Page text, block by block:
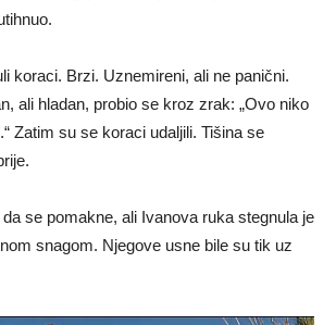
koraci. Brzi. Uznemireni, ali ne panični.
ali hladan, probio se kroz zrak: „Ovo niko
Zatim su se koraci udaljili. Tišina se
se pomakne, ali Ivanova ruka stegnula je
snagom. Njegove usne bile su tik uz